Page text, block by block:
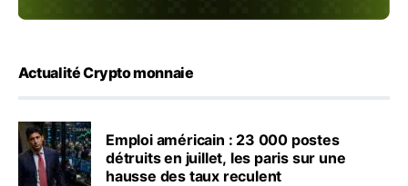
Actualité Crypto monnaie
Emploi américain : 23 000 postes
détruits en juillet, les paris sur une
hausse des taux reculent